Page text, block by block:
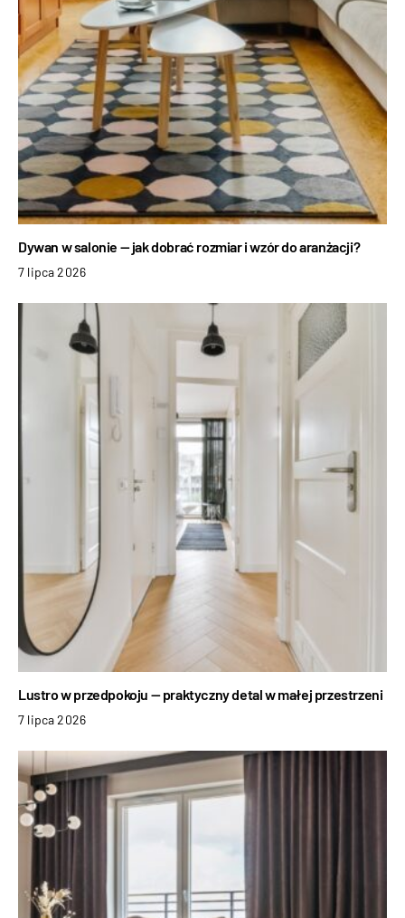
Dywan w salonie — jak dobrać rozmiar i wzór do aranżacji?
7 lipca 2026
Lustro w przedpokoju — praktyczny detal w małej przestrzeni
7 lipca 2026